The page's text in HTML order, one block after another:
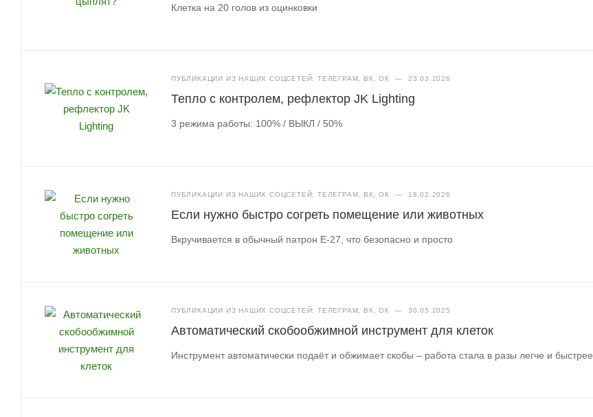
Клетка на 20 голов из оцинковки
ПУБЛИКАЦИИ ИЗ НАШИХ СОЦСЕТЕЙ: ТЕЛЕГРАМ, ВК, ОК — 23.03.2026
Тепло с контролем, рефлектор JK Lighting
3 режима работы: 100% / ВЫКЛ / 50%
ПУБЛИКАЦИИ ИЗ НАШИХ СОЦСЕТЕЙ: ТЕЛЕГРАМ, ВК, ОК — 18.02.2026
Если нужно быстро согреть помещение или животных
Вкручивается в обычный патрон Е-27, что безопасно и просто
ПУБЛИКАЦИИ ИЗ НАШИХ СОЦСЕТЕЙ: ТЕЛЕГРАМ, ВК, ОК — 30.05.2025
Автоматический скобообжимной инструмент для клеток
Инструмент автоматически подаёт и обжимает скобы – работа стала в разы легче и быстрее